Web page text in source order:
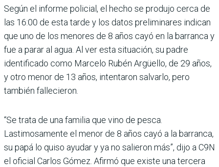
Según el informe policial, el hecho se produjo cerca de
las 16:00 de esta tarde y los datos preliminares indican
que uno de los menores de 8 años cayó en la barranca y
fue a parar al agua. Al ver esta situación, su padre
identificado como Marcelo Rubén Argüello, de 29 años,
y otro menor de 13 años, intentaron salvarlo, pero
también fallecieron.
“Se trata de una familia que vino de pesca.
Lastimosamente el menor de 8 años cayó a la barranca,
su papá lo quiso ayudar y ya no salieron más”, dijo a C9N
el oficial Carlos Gómez. Afirmó que existe una tercera